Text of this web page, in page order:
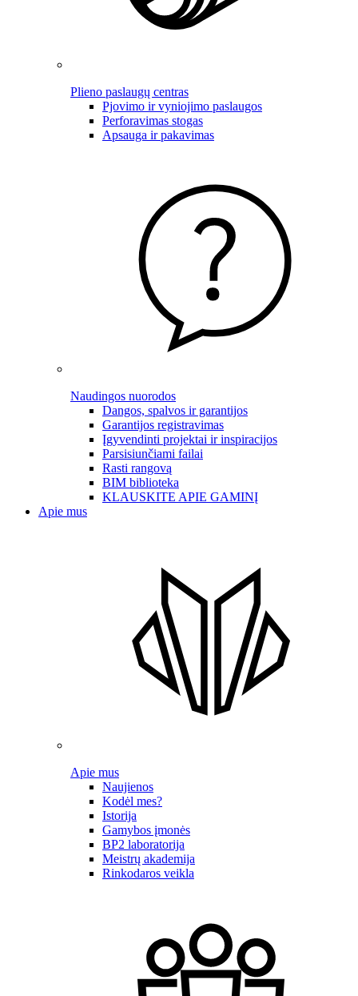
Plieno paslaugų centras
Pjovimo ir vyniojimo paslaugos
Perforavimas stogas
Apsauga ir pakavimas
Naudingos nuorodos
Dangos, spalvos ir garantijos
Garantijos registravimas
Įgyvendinti projektai ir inspiracijos
Parsisiunčiami failai
Rasti rangovą
BIM biblioteka
KLAUSKITE APIE GAMINĮ
Apie mus
Apie mus
Naujienos
Kodėl mes?
Istorija
Gamybos įmonės
BP2 laboratorija
Meistrų akademija
Rinkodaros veikla